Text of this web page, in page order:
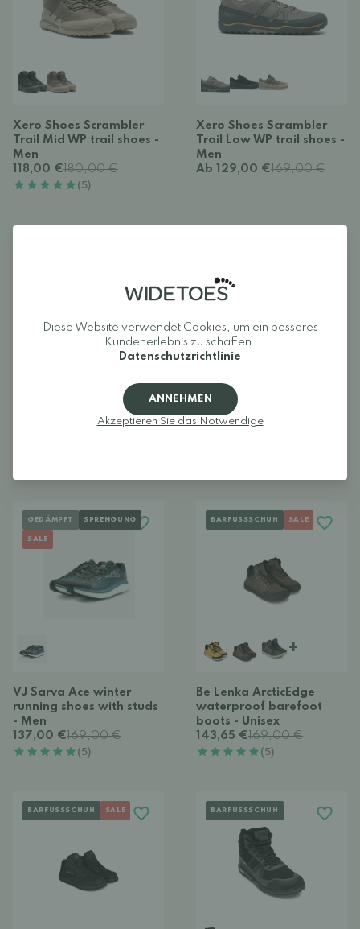
Xero Shoes Scrambler
Trail Mid WP trail shoes -
Men
118,00 €180,00 €
(5)
Xero Shoes Scrambler
Trail Low WP trail shoes -
Men
Ab 129,00 €169,00 €
Altra Torin 8 Gore-Tex
VJ Sarva Polar Mid 2
GEDÄMPFT SPRENGUNG
SALE
VJ Sarva Ace winter
running shoes with studs
- Men
137,00 €169,00 €
(5)
+
BARFUSSSCHUH SALE
Be Lenka ArcticEdge
waterproof barefoot
boots - Unisex
143,65 €169,00 €
(5)
BARFUSSSCHUH SALE BARFUSSSCHUH
Diese Website verwendet Cookies, um ein besseres
Kundenerlebnis zu schaffen.
Datenschutzrichtlinie
ANNEHMEN
Akzeptieren Sie das Notwendige